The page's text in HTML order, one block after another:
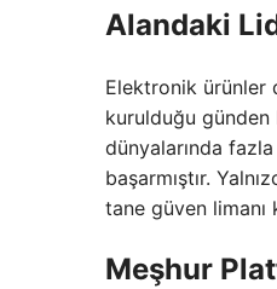
Alandaki
Elektronik ürünler
kurulduğu
dünyalarında
başarmıştır.
tane güven limanı
Meşhur